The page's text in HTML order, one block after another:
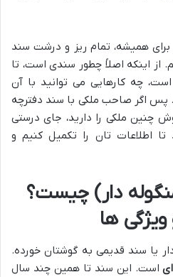
برای همیشه، تمام ریز و درشت سند
از اینکه اصلاً چطور سندی است، تا
چه کارهایی می توانید با آن
پس اگر صاحب ملکی با سند دفترچه
چنین ملکی را دارید، جای درستی
تا اطلاعات تان را تکمیل کنیم و
دار) چیست؟
ها
یا سند قدیمی به گوشتان خورده.
است. این سند تا همین چند سال